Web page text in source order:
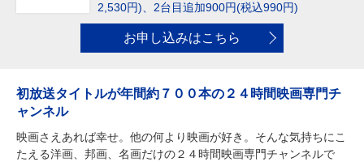
2,530円)、 2台目追加900円(税込990円)
お申し込みはこちら
初放送タイトルが年間約７００本の２４時間映画専門チ
ャンネル
映画さえあれば幸せ。他の何より映画が好き。そんな気持ちにこ
たえる洋画、邦画、名画だけの２４時間映画専門チャンネルで